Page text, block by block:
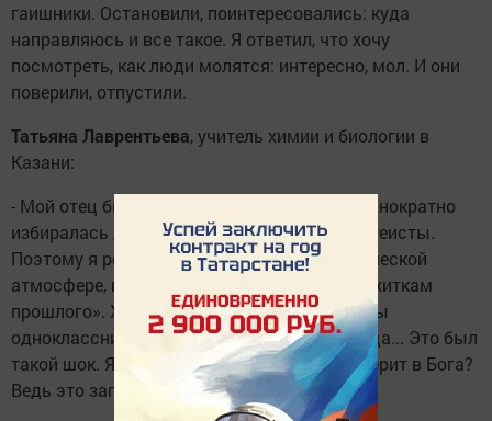
гаишники. Остановили, поинтересовались: куда
направляюсь и все такое. Я ответил, что хочу
посмотреть, как люди молятся: интересно, мол. И они
поверили, отпустили.
Татьяна Лаврентьева, учитель химии и биологии в
Казани:
- Мой отец был коммунистом, бабушка неоднократно
избиралась депутатом, оба - убежденные атеисты.
Поэтому я росла в исключительно атеистической
атмосфере, в которой не было места «пережиткам
прошлого». Хорошо запомнила, как однажды
одноклассник принес на урок крашеные яйца... Это был
такой шок. Я подумала тогда: неужели он верит в Бога?
Ведь это запрещено!